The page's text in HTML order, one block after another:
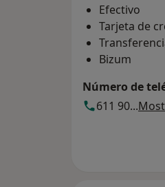
Efectivo
Tarjeta de
Bizum
Número de
611 90...